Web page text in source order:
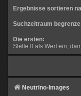
Ergebnisse sortieren
Suchzeitraum
Die ersten:
Stelle 0 als Wert ein,
Neutrino-Images